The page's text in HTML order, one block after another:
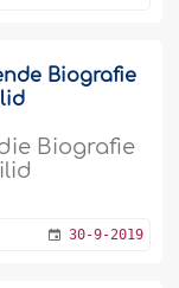
Biografie
Biografie
30-9-2019